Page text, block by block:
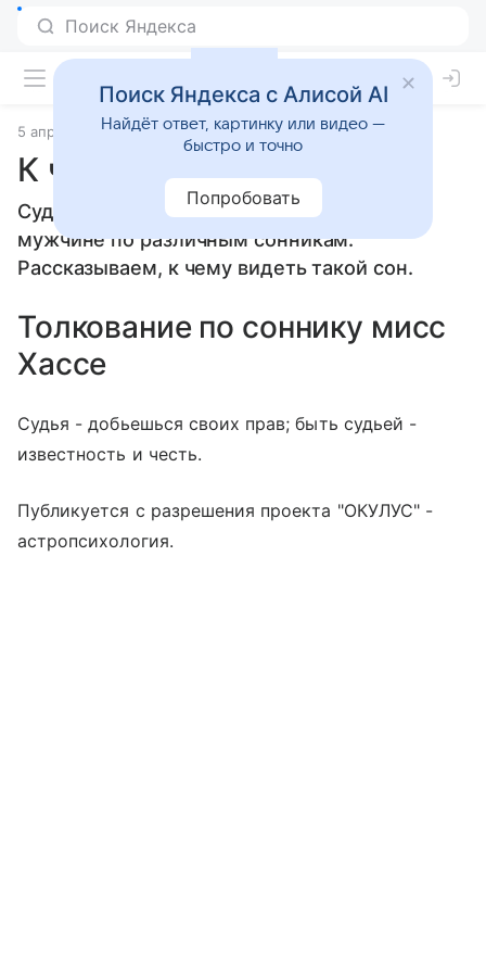
5 апреля 2010 Сонники
К чему снится Судья
Судья: толкование сна женщине или
мужчине по различным сонникам.
Рассказываем, к чему видеть такой сон.
Толкование по соннику мисс
Хассе
Судья - добьешься своих прав; быть судьей -
известность и честь.
Публикуется с разрешения проекта "ОКУЛУС" -
астропсихология.
Поиск Яндекса с Алисой AI
Найдёт ответ, картинку или видео —
быстро и точно
Попробовать